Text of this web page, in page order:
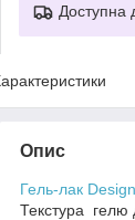
Доступна
Опис
Гель-лак
Текстура гелю